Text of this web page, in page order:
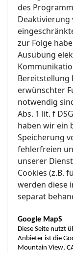
des
Deaktivierung
zur Folge
Ausübung
Bereitstellung
erwünschter
notwendig
Abs. 1 lit. f
haben wir ein
Speicherung
fehlerfreien
unserer
Cookies (z.B.
werden diese
separat
Google MapS
Diese Seite nutzt
Anbieter ist die
Mountain View,